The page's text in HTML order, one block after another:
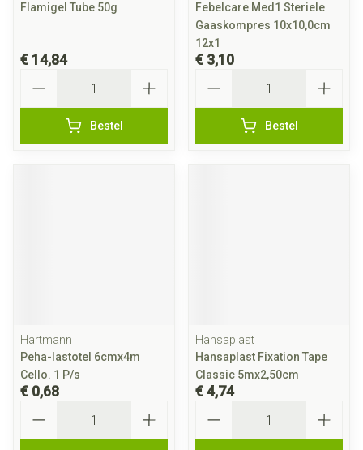
Flamigel Tube 50g
€ 14,84
Bestel
Febelcare Med1 Steriele
Gaaskompres 10x10,0cm
12x1
€ 3,10
Bestel
Hartmann
Peha-lastotel 6cmx4m
Cello. 1 P/s
€ 0,68
Hansaplast
Hansaplast Fixation Tape
Classic 5mx2,50cm
€ 4,74